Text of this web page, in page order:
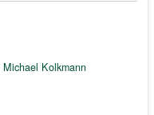
Michael Kolkmann